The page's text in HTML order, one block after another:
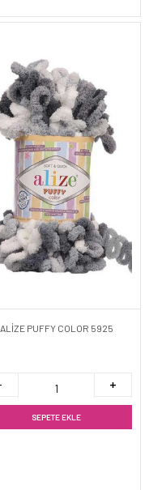
ALİZE PUFFY COLOR 5925
SEPETE EKLE